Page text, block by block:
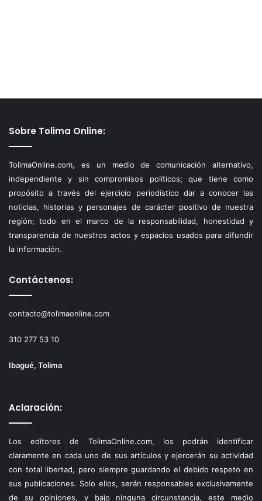
Sobre Tolima Online:
TolimaOnline.com, es un medio de comunicación alternativo,
independiente y sin compromisos políticos; que tiene como
propósito a través del ejercicio periodístico dar a conocer las
noticias, historias y personajes de carácter positivo de nuestra
región; todo en el marco de la responsabilidad, honestidad y
transparencia de nuestros actos y espacios usados para difundir
la información.
Contáctenos:
contacto@tolimaonline.com
310 277 53 10
Ibagué, Tolima
Aclaración:
Los editores de TolimaOnline.com, los podrán identificar
claramente en cada uno de sus artículos y ejercerán su actividad
con total libertad, pero siempre guardando el debido respeto en
sus publicaciones. Solo ellos, serán responsables exclusivamente
de su opiniones, y bajo ninguna circunstancia, este medio